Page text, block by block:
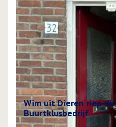
Wim uit Dieren riep
Buurtklusbedrijf
Lees meer over